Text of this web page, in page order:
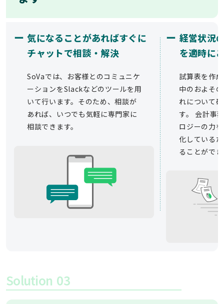
ー 気になることがあればすぐに
チャットで相談・解決
SoVaでは、お客様とのコミュニケ
ーションをSlackなどのツールを用
いて行います。そのため、相談が
あれば、いつでも気軽に専門家に
相談できます。
ー 経営状況
を適時に
試算表を作
中のおよそ
れについて
す。 会計事
ロジーの力
化している
ることがで
Solution 03